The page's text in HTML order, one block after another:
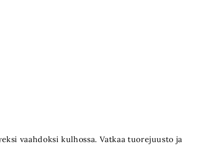
vaahdoksi kulhossa. Vatkaa tuorejuusto ja